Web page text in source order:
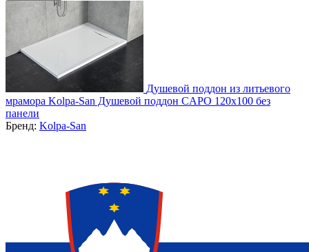
Душевой поддон из литьевого
мрамора Kolpa-San Душевой поддон CAPO 120x100 без
панели
Бренд: Kolpa-San